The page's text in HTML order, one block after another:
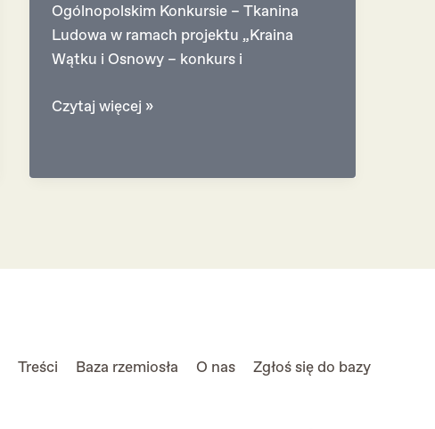
Ogólnopolskim Konkursie – Tkanina
Ludowa w ramach projektu „Kraina
Wątku i Osnowy – konkurs i
Małgorzata
Czytaj więcej »
Treści Baza rzemiosła O nas Zgłoś się do bazy